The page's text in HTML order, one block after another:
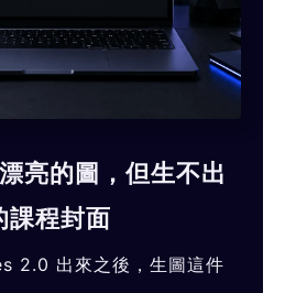
亮的圖，但生不出
課程封面
2.0 出來之後，生圖這件